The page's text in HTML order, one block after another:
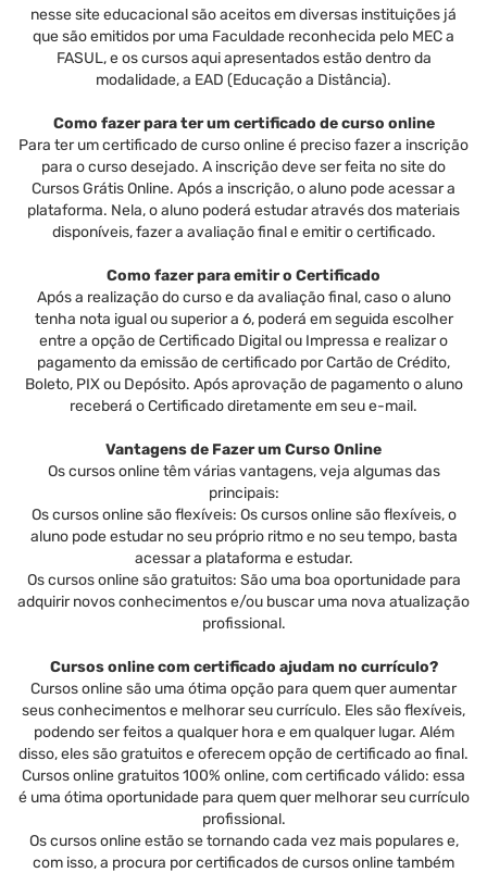
nesse site educacional são aceitos em diversas instituições já
que são emitidos por uma Faculdade reconhecida pelo MEC a
FASUL, e os cursos aqui apresentados estão dentro da
modalidade, a EAD (Educação a Distância).
Como fazer para ter um certificado de curso online
Para ter um certificado de curso online é preciso fazer a inscrição
para o curso desejado. A inscrição deve ser feita no site do
Cursos Grátis Online. Após a inscrição, o aluno pode acessar a
plataforma. Nela, o aluno poderá estudar através dos materiais
disponíveis, fazer a avaliação final e emitir o certificado.
Como fazer para emitir o Certificado
Após a realização do curso e da avaliação final, caso o aluno
tenha nota igual ou superior a 6, poderá em seguida escolher
entre a opção de Certificado Digital ou Impressa e realizar o
pagamento da emissão de certificado por Cartão de Crédito,
Boleto, PIX ou Depósito. Após aprovação de pagamento o aluno
receberá o Certificado diretamente em seu e-mail.
Vantagens de Fazer um Curso Online
Os cursos online têm várias vantagens, veja algumas das
principais:
Os cursos online são flexíveis: Os cursos online são flexíveis, o
aluno pode estudar no seu próprio ritmo e no seu tempo, basta
acessar a plataforma e estudar.
Os cursos online são gratuitos: São uma boa oportunidade para
adquirir novos conhecimentos e/ou buscar uma nova atualização
profissional.
Cursos online com certificado ajudam no currículo?
Cursos online são uma ótima opção para quem quer aumentar
seus conhecimentos e melhorar seu currículo. Eles são flexíveis,
podendo ser feitos a qualquer hora e em qualquer lugar. Além
disso, eles são gratuitos e oferecem opção de certificado ao final.
Cursos online gratuitos 100% online, com certificado válido: essa
é uma ótima oportunidade para quem quer melhorar seu currículo
profissional.
Os cursos online estão se tornando cada vez mais populares e,
com isso, a procura por certificados de cursos online também